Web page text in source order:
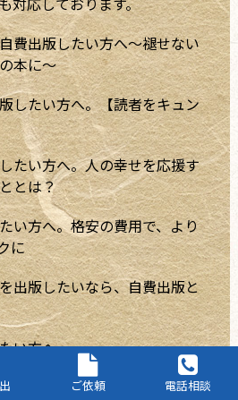
ご依頼 電話相談
費出版したい方へ～褪せない
本に～
したい方へ。【読者をキュン
たい方へ。人の幸せを応援す
とは？
い方へ。格安の費用で、より
に
出版したいなら、自費出版と
い方へ
を自費出版したい方へ